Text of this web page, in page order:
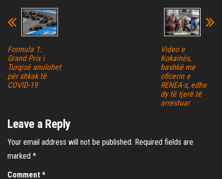
Formula 1:
Grand Prix i
Turqisë anulohet
për shkak të
COVID-19
Video e
Kokainës,
bashkë me
oficerin e
RENEA-s, edhe
dy të tjerë të
arrestuar
Leave a Reply
Your email address will not be published. Required fields are
marked *
Comment *